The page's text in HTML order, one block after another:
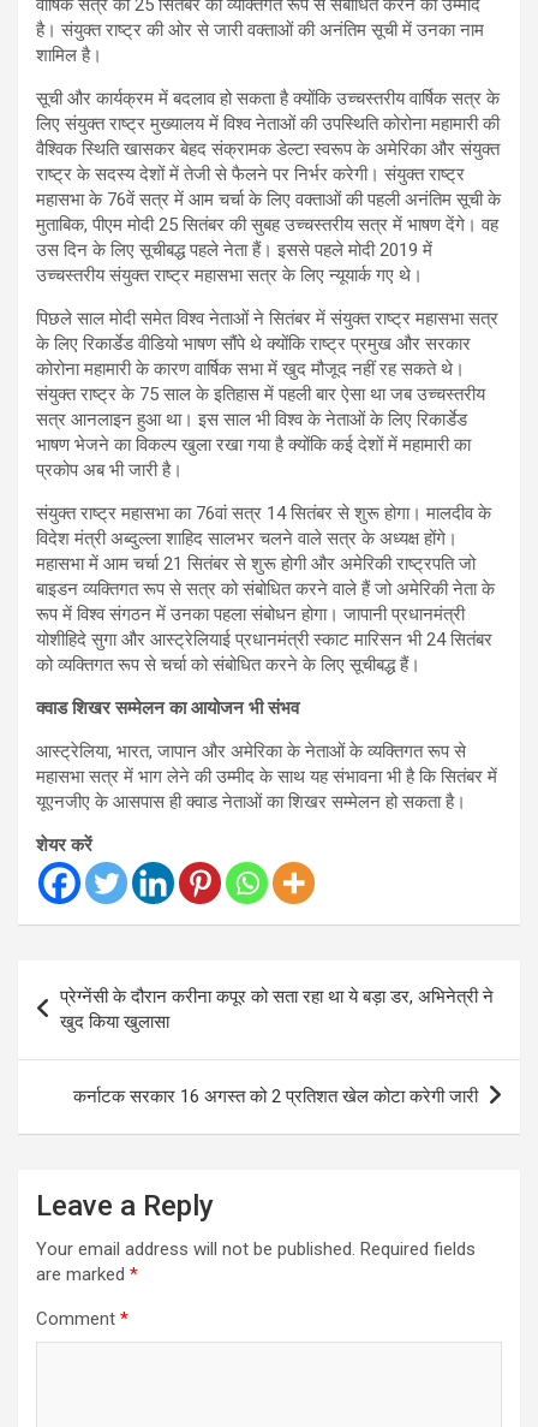
वार्षिक सत्र को 25 सितंबर को व्यक्तिगत रूप से संबोधित करने की उम्मीद
है। संयुक्त राष्ट्र की ओर से जारी वक्ताओं की अनंतिम सूची में उनका नाम
शामिल है।
सूची और कार्यक्रम में बदलाव हो सकता है क्योंकि उच्चस्तरीय वार्षिक सत्र के
लिए संयुक्त राष्ट्र मुख्यालय में विश्व नेताओं की उपस्थिति कोरोना महामारी की
वैश्विक स्थिति खासकर बेहद संक्रामक डेल्टा स्वरूप के अमेरिका और संयुक्त
राष्ट्र के सदस्य देशों में तेजी से फैलने पर निर्भर करेगी। संयुक्त राष्ट्र
महासभा के 76वें सत्र में आम चर्चा के लिए वक्ताओं की पहली अनंतिम सूची के
मुताबिक, पीएम मोदी 25 सितंबर की सुबह उच्चस्तरीय सत्र में भाषण देंगे। वह
उस दिन के लिए सूचीबद्ध पहले नेता हैं। इससे पहले मोदी 2019 में
उच्चस्तरीय संयुक्त राष्ट्र महासभा सत्र के लिए न्यूयार्क गए थे।
पिछले साल मोदी समेत विश्व नेताओं ने सितंबर में संयुक्त राष्ट्र महासभा सत्र
के लिए रिकार्डेड वीडियो भाषण सौंपे थे क्योंकि राष्ट्र प्रमुख और सरकार
कोरोना महामारी के कारण वार्षिक सभा में खुद मौजूद नहीं रह सकते थे।
संयुक्त राष्ट्र के 75 साल के इतिहास में पहली बार ऐसा था जब उच्चस्तरीय
सत्र आनलाइन हुआ था। इस साल भी विश्व के नेताओं के लिए रिकार्डेड
भाषण भेजने का विकल्प खुला रखा गया है क्योंकि कई देशों में महामारी का
प्रकोप अब भी जारी है।
संयुक्त राष्ट्र महासभा का 76वां सत्र 14 सितंबर से शुरू होगा। मालदीव के
विदेश मंत्री अब्दुल्ला शाहिद सालभर चलने वाले सत्र के अध्यक्ष होंगे।
महासभा में आम चर्चा 21 सितंबर से शुरू होगी और अमेरिकी राष्ट्रपति जो
बाइडन व्यक्तिगत रूप से सत्र को संबोधित करने वाले हैं जो अमेरिकी नेता के
रूप में विश्व संगठन में उनका पहला संबोधन होगा। जापानी प्रधानमंत्री
योशीहिदे सुगा और आस्ट्रेलियाई प्रधानमंत्री स्काट मारिसन भी 24 सितंबर
को व्यक्तिगत रूप से चर्चा को संबोधित करने के लिए सूचीबद्ध हैं।
क्वाड शिखर सम्मेलन का आयोजन भी संभव
आस्ट्रेलिया, भारत, जापान और अमेरिका के नेताओं के व्यक्तिगत रूप से
महासभा सत्र में भाग लेने की उम्मीद के साथ यह संभावना भी है कि सितंबर में
यूएनजीए के आसपास ही क्वाड नेताओं का शिखर सम्मेलन हो सकता है।
शेयर करें
Post
navigation
प्रेग्नेंसी के दौरान करीना कपूर को सता रहा था ये बड़ा डर, अभिनेत्री ने
खुद किया खुलासा
कर्नाटक सरकार 16 अगस्त को 2 प्रतिशत खेल कोटा करेगी जारी
Leave a Reply
Your email address will not be published. Required fields
are marked *
Comment *